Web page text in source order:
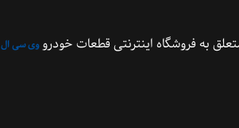
به فروشگاه اینترنتی قطعات خودرو وی سی ال